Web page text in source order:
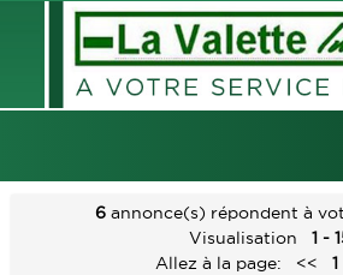
ACCUEIL
6 annonce(s) répondent à
Visualisation
1 -
Allez à la page:
<< 1